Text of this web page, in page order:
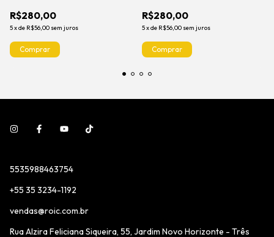
R$280,00
5xde R$56,00 sem juros
R$280,00
5xde R$56,00 sem juros
5535988463754
+55 35 3234-1192
vendas@roic.com.br
Rua Alzira Feliciana Siqueira, 55, Jardim Novo Horizonte - Três